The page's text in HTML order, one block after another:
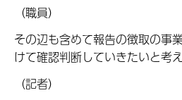
（職員）
その辺も含めて報告の徴取の事
けて確認判断していきたいと考
（記者）